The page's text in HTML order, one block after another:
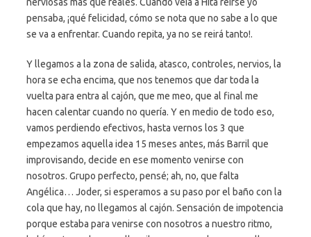
pensaba, ¡qué felicidad, cómo se nota que no sabe a lo que
se va a enfrentar. Cuando repita, ya no se reirá tanto!.
Y llegamos a la zona de salida, atasco, controles, nervios, la
hora se echa encima, que nos tenemos que dar toda la
vuelta para entra al cajón, que me meo, que al final me
hacen calentar cuando no quería. Y en medio de todo eso,
vamos perdiendo efectivos, hasta vernos los 3 que
empezamos aquella idea 15 meses antes, más Barril que
improvisando, decide en ese momento venirse con
nosotros. Grupo perfecto, pensé; ah, no, que falta
Angélica… Joder, si esperamos a su paso por el baño con la
cola que hay, no llegamos al cajón. Sensación de impotencia
porque estaba para venirse con nosotros a nuestro ritmo,